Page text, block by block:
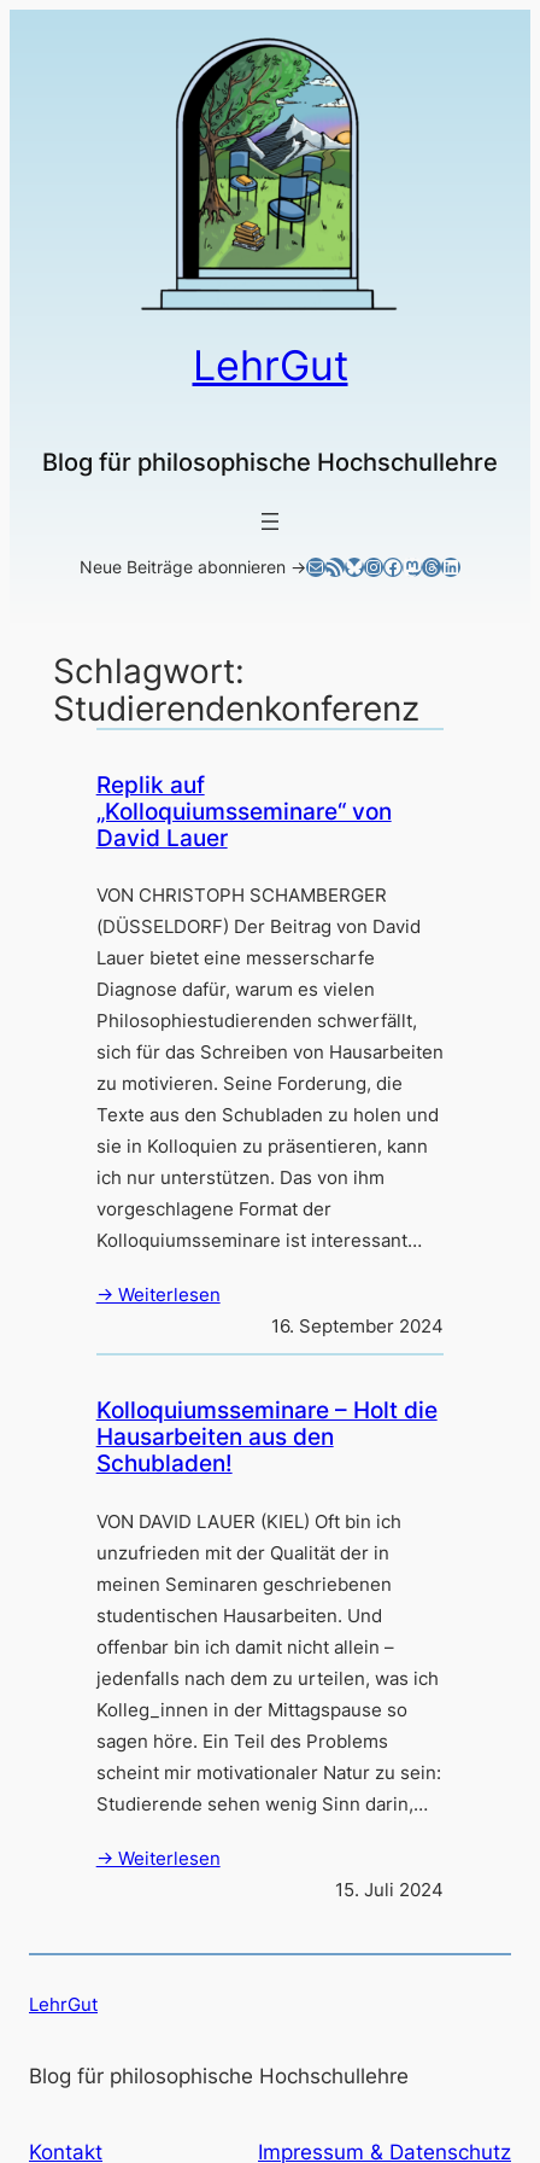
LehrGut
Blog für philosophische Hochschullehre
Neue Beiträge abonnieren →E-MailRSS-FeedBluesky
Instagram
Facebook
Mastodon
Threads
LinkedIn
Schlagwort:
Studierendenkonferenz
Replik auf
„Kolloquiumsseminare“ von
David Lauer
VON CHRISTOPH SCHAMBERGER
(DÜSSELDORF) Der Beitrag von David
Lauer bietet eine messerscharfe
Diagnose dafür, warum es vielen
Philosophiestudierenden schwerfällt,
sich für das Schreiben von Hausarbeiten
zu motivieren. Seine Forderung, die
Texte aus den Schubladen zu holen und
sie in Kolloquien zu präsentieren, kann
ich nur unterstützen. Das von ihm
vorgeschlagene Format der
Kolloquiumsseminare ist interessant…
→ Weiterlesen
16. September 2024
Kolloquiumsseminare – Holt die
Hausarbeiten aus den
Schubladen!
VON DAVID LAUER (KIEL) Oft bin ich
unzufrieden mit der Qualität der in
meinen Seminaren geschriebenen
studentischen Hausarbeiten. Und
offenbar bin ich damit nicht allein –
jedenfalls nach dem zu urteilen, was ich
Kolleg_innen in der Mittagspause so
sagen höre. Ein Teil des Problems
scheint mir motivationaler Natur zu sein:
Studierende sehen wenig Sinn darin,…
→ Weiterlesen
15. Juli 2024
LehrGut
Blog für philosophische Hochschullehre
Kontakt Impressum & Datenschutz